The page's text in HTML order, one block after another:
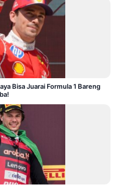
Bisa Juarai Formula 1 Bareng